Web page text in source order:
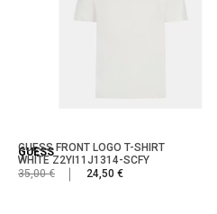
GUESS
GUESS FRONT LOGO T-SHIRT
WHITE Z2YI11J1314-SCFY
35,00 €
24,50 €